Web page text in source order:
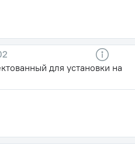
для установки на